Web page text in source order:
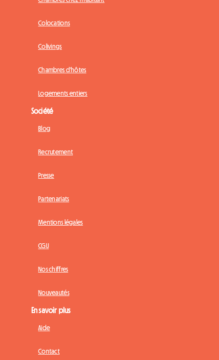
Colocations
Colivings
Chambres d'hôtes
Logements entiers
Société
Blog
Recrutement
Presse
Partenariats
Mentions légales
CGU
Nos chiffres
Nouveautés
En savoir plus
Aide
Contact